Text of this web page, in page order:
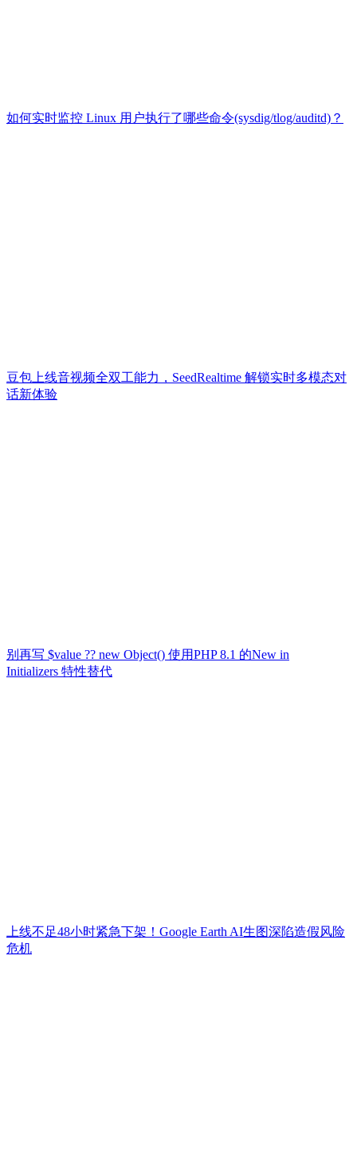
如何实时监控 Linux 用户执行了哪些命令(sysdig/tlog/auditd)？
豆包上线音视频全双工能力，SeedRealtime 解锁实时多模态对
话新体验
别再写 $value ?? new Object() 使用PHP 8.1 的New in
Initializers 特性替代
上线不足48小时紧急下架！Google Earth AI生图深陷造假风险
危机